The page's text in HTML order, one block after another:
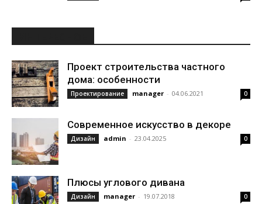
Проект строительства частного
дома: особенности
Проектирование manager - 04.06.2021 0
Современное искусство в декоре
Дизайн admin - 23.04.2025 0
Плюсы углового дивана
Дизайн manager - 19.07.2018 0